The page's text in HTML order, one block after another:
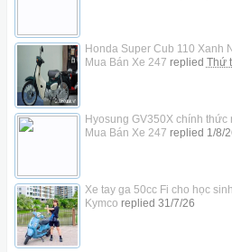
Honda Super Cub 110 Xanh
Mua Bán Xe 247 replied Thứ
Hyosung GV350X chính thức
Mua Bán Xe 247 replied 1/8/
Xe tay ga 50cc Fi cho học
Kymco replied 31/7/26